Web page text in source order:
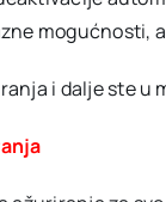
i dalje ste